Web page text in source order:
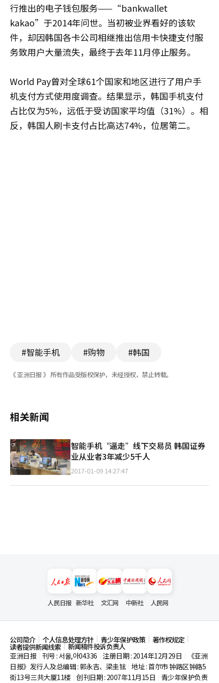
行推出的电子钱包服务——“bankwallet
kakao”于2014年问世。当初被业界看好的该软
件，却因韩国各卡公司相继推出信用卡快捷支付服
务致用户大量流失，最终于去年11月停止服务。
World Pay曾对全球61个国家和地区进行了用户手
机支付方式使用度调查。结果显示，韩国手机支付
占比仅为5%，远低于受访国家平均值（31%）。相
反，韩国人刷卡支付占比高达74%，位居第二。
#智能手机 #购物 #韩国
《 亚洲日报 》 所有作品受版权保护，未经授权，禁止转载。
相关新闻
智能手机“逼走”线下交易员 韩国证券
业从业者3年减少5千人
2017-01-09 14:27:47
人民日报 新华社 文汇网 中新社 人民网
公司简介 个人信息处理方针 青少年保护政策 著作权规定
读者提供新闻线索
新闻稿件投诉负责人
亚洲日报
刊号 : 서울,아04336 注册日期 : 2014年12月29日
《亚洲
日报》发行人及总编辑 : 郭永吉、梁圭铉 地址 : 首尔市钟路区钟路5
街13号三共大厦11楼 创刊日期 : 2007年11月15日 青少年保护负责